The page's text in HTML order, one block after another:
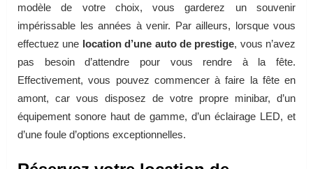
modèle de votre choix, vous garderez un souvenir
impérissable les années à venir. Par ailleurs, lorsque vous
effectuez une location d’une auto de prestige, vous n’avez
pas besoin d’attendre pour vous rendre à la fête.
Effectivement, vous pouvez commencer à faire la fête en
amont, car vous disposez de votre propre minibar, d’un
équipement sonore haut de gamme, d’un éclairage LED, et
d’une foule d’options exceptionnelles.